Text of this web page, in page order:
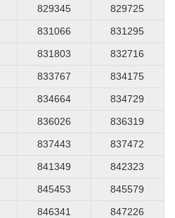
829345
829725
831066
831295
831803
832716
833767
834175
834664
834729
836026
836319
837443
837472
841349
842323
845453
845579
846341
847226